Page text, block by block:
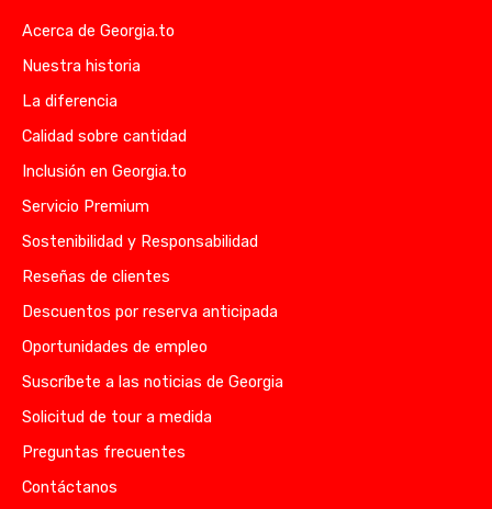
Acerca de Georgia.to
Nuestra historia
La diferencia
Calidad sobre cantidad
Inclusión en Georgia.to
Servicio Premium
Sostenibilidad y Responsabilidad
Reseñas de clientes
Descuentos por reserva anticipada
Oportunidades de empleo
Suscríbete a las noticias de Georgia
Solicitud de tour a medida
Preguntas frecuentes
Contáctanos